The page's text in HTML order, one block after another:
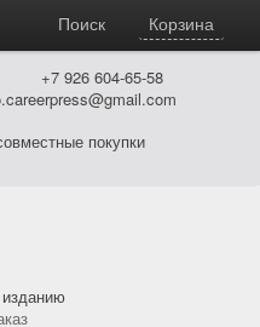
Поиск Корзина
+7 926 604-65-58
покупки